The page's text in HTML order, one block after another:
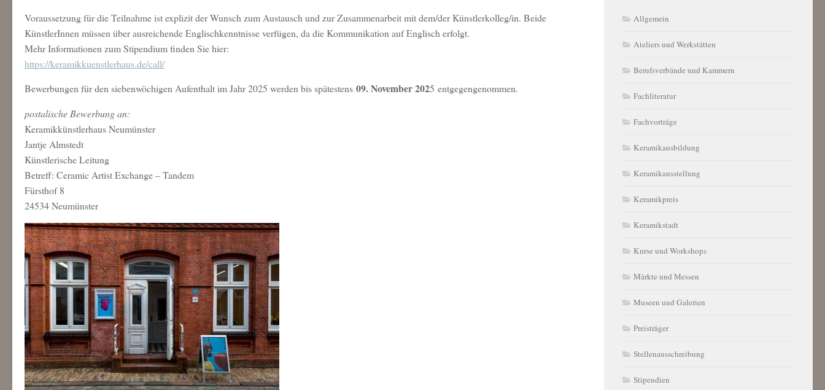
Voraussetzung für die Teilnahme ist explizit der Wunsch zum Austausch und zur Zusammenarbeit mit dem/der Künstlerkolleg/in. Beide
KünstlerInnen müssen über ausreichende Englischkenntnisse verfügen, da die Kommunikation auf Englisch erfolgt.
Mehr Informationen zum Stipendium finden Sie hier:
https://keramikkuenstlerhaus.de/call/
Bewerbungen für den siebenwöchigen Aufenthalt im Jahr 2025 werden bis spätestens 09. November 2025 entgegengenommen.
postalische Bewerbung an:
Keramikkünstlerhaus Neumünster
Jantje Almstedt
Künstlerische Leitung
Betreff: Ceramic Artist Exchange – Tandem
Fürsthof 8
24534 Neumünster
Allgemein
Ateliers und Werkstätten
Berufsverbände und Kammern
Fachliteratur
Fachvorträge
Keramikausbildung
Keramikausstellung
Keramikpreis
Keramikstadt
Kurse und Workshops
Märkte und Messen
Museen und Galerien
Preisträger
Stellenausschreibung
Stipendien